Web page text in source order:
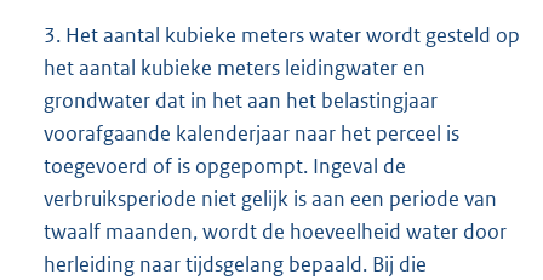
3. Het aantal kubieke meters water wordt gesteld op
het aantal kubieke meters leidingwater en
grondwater dat in het aan het belastingjaar
voorafgaande kalenderjaar naar het perceel is
toegevoerd of is opgepompt. Ingeval de
verbruiksperiode niet gelijk is aan een periode van
twaalf maanden, wordt de hoeveelheid water door
herleiding naar tijdsgelang bepaald. Bij die